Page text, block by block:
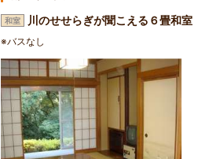
和室 川のせせらぎが聞こえる６畳和室
※バスなし